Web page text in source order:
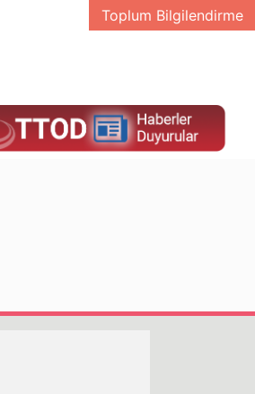
Toplum Bilgilendirme